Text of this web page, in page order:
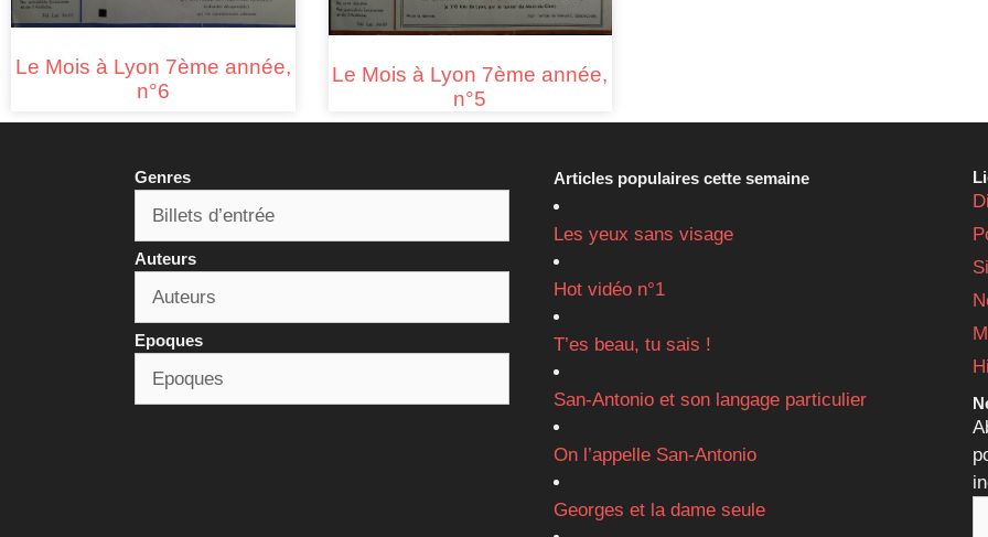
Le Mois à Lyon 7ème année,
n°6
Le Mois à Lyon 7ème année,
n°5
Genres
Auteurs
Epoques
Articles populaires cette semaine
Les yeux sans visage
Hot vidéo n°1
T’es beau, tu sais !
San-Antonio et son langage particulier
On l’appelle San-Antonio
Georges et la dame seule